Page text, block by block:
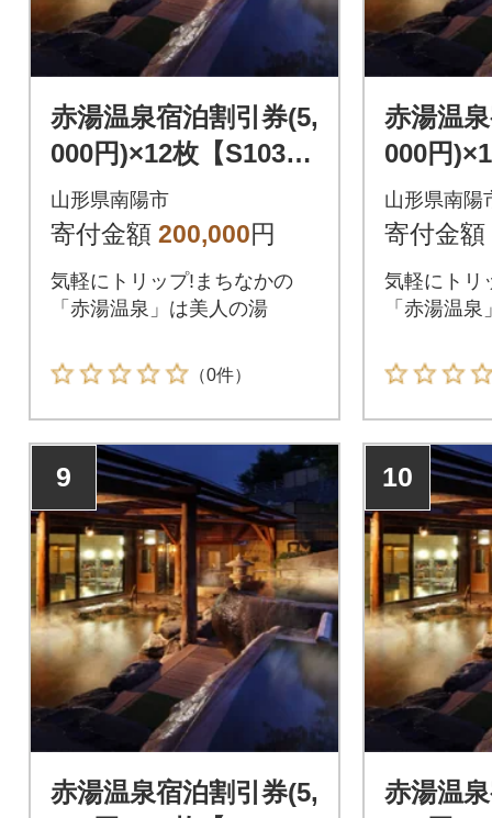
赤湯温泉宿泊割引券(5,
000円)×12枚【S103
9】
山形県南陽市
寄付金額 200,000円
気軽にトリップ!まちなかの
「赤湯温泉」は美人の湯
（0件）
赤湯温
000円
0】
山形県南陽
寄付金額
気軽にトリ
「赤湯温
9
赤湯温泉宿泊割引券(5,
10
赤湯温